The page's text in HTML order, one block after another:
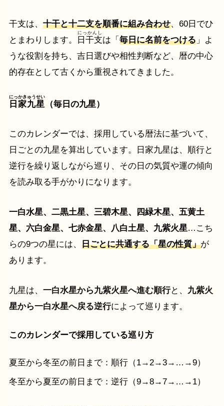
干支は、 十干と十二支を順番に組み合わせ、60日でひ
とまわりします。
日干支
にっかんし
は「 毎日に名前をつける」よ
うな役割を持ち、吉日選びや相性判断など、暦の中心
的存在として古くから重視されてきました。
日家九星
にっかきゅうせい
（毎日の九星）
このカレンダーでは、採用している暦法に基づいて、
日ごとの九星を算出しています。日家九星は、順行と
逆行を繰り返しながら巡り、その日の気質や運の傾向
を読み取る手がかりになります。
一白水星、二黒土星、三碧木星、四緑木星、五黄土
星、六白金星、七赤金星、八白土星、九紫火星…こち
らの9つの星には、 日ごとに共通する「星の性質」が
あります。
九星は、 一白水星から九紫火星へ進む順行と、 九紫火
星から一白水星へ戻る逆行によって巡ります。
このカレンダーで採用している巡り方
夏至から冬至の前日まで：順行（1→2→3→…→9）
冬至から夏至の前日まで：逆行（9→8→7→…→1）